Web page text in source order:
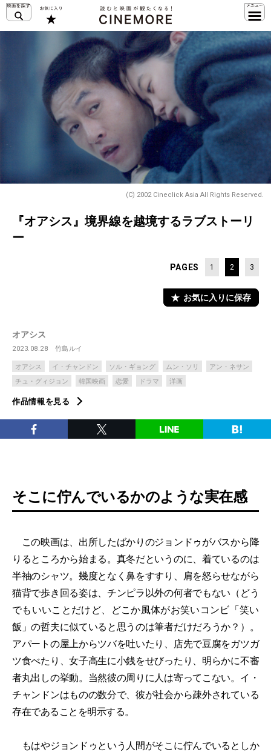
(C) 2002 Cineclick Asia All Rights Reserved.
『オアシス』境界線を越境するラブストーリ
ー
PAGES 1 2 3
お気に入りに保存
オアシス
2023.08.28 竹島ルイ
オアシス イ・チャンドン ソル・ギョング ムン・ソリ
アン・ネサン
チュ・グィジョン
韓国映画 恋愛 ドラマ 洋画
作品情報を見る
そこに佇んでいるかのような実在感
この映画は、出所したばかりのジョンドゥがバスから降
りるところから始まる。真冬だというのに、着ているのは
半袖のシャツ。幾度となく鼻をすすり、肩を怒らせながら
猫背で歩き回る姿は、チンピラ以外の何者でもない（どう
でもいいことだけど、どこか風体がお笑いコンビ「笑い
飯」の哲夫に似ていると思うのは筆者だけだろうか？）。
アパートの屋上からツバを吐いたり、店先で豆腐をガツガ
ツ食べたり、女子高生に小銭をせびったり、明らかに不審
者丸出しの挙動。当然彼の周りに人は寄ってこない。イ・
チャンドンはものの数分で、彼が社会から疎外されている
存在であることを明示する。
もはやジョンドゥという人間がそこに佇んでいるとしか